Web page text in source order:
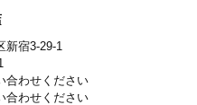
新宿3-29-1
合わせください
合わせください